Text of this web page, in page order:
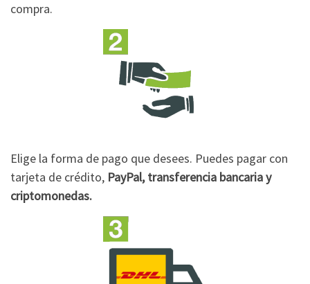
compra.
Elige la forma de pago que desees. Puedes pagar con
tarjeta de crédito, PayPal, transferencia bancaria y
criptomonedas.